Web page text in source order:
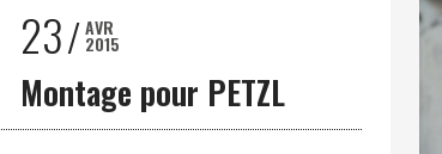
23 AVR
2015
Montage pour PETZL